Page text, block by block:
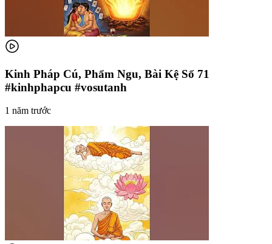
Kinh Pháp Cú, Phẩm Ngu, Bài Kệ Số 71
#kinhphapcu #vosutanh
1 năm trước